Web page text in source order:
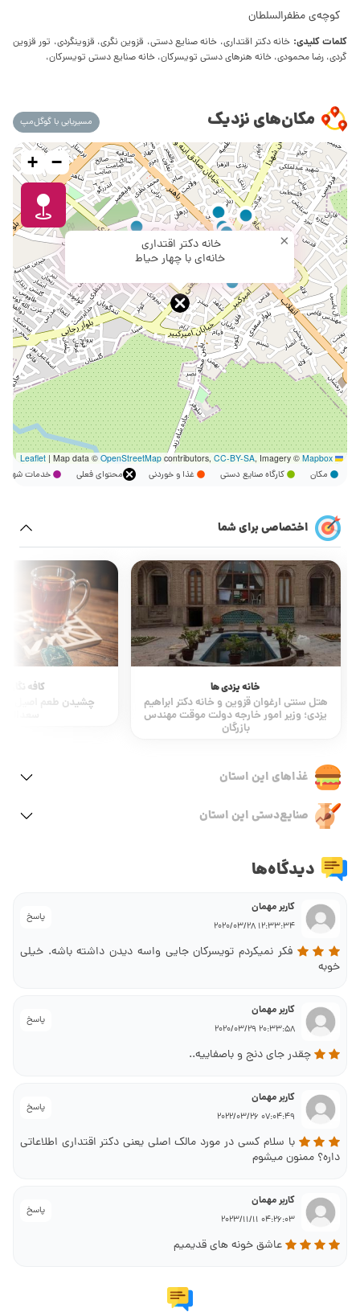
کوچه‌ی مظفرالسلطان
کلمات کلیدی: خانه دکتر اقتداری، خانه صنایع دستی، قزوین نگری، قزوینگردی، تور قزوین
گردی، رضا محمودی، خانه هنرهای دستی تویسرکان، خانه صنایع دستی تویسرکان،
مکان‌های نزدیک مسیریابی با گوگل‌مپ
خانه دکتر اقتداری
خانه‌ای با چهار حیاط
×
+ −
Leaflet
| Map data © OpenStreetMapcontributors, CC-BY-SA, Imagery © Mapbox
مکان کارگاه صنایع دستی غذا و خوردنی محتوای فعلی خدمات
اختصاصی برای شما
کافه نگارالسلطنه
چشیدن طعم اصیل قهوه در کاروانسرای
سعدالسلطنه
از بزرگ ترین و قدیمی
غذاهای این استان
صنایع‌دستی این استان
دیدگاه‌ها
پاسخ
کاربر مهمان
12:33:34 2020/03/28
فکر نمیکردم تویسرکان جایی واسه دیدن داشته باشه. خیلی
خوبه
پاسخ
کاربر مهمان
20:33:58 2020/03/29
چقدر جای دنج و باصفاییه..
پاسخ
کاربر مهمان
07:04:49 2022/03/26
با سلام کسی در مورد مالک اصلی یعنی دکتر اقتداری اطلاعاتی
داره‌؟ ممنون میشوم
پاسخ
کاربر مهمان
04:26:03 2023/11/11
عاشق خونه های قدیمیم